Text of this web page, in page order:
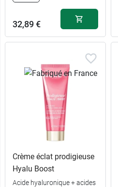
32,89 €
Crème éclat prodigieuse
Hyalu Boost
Acide hyaluronique + acides